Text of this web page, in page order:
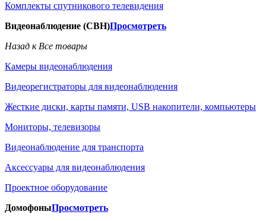
Комплекты спутникового телевидения
Видеонаблюдение (СВН)Просмотреть
Назад к Все товары
Камеры видеонаблюдения
Видеорегистраторы для видеонаблюдения
Жесткие диски, карты памяти, USB накопители, компьютеры
Мониторы, телевизоры
Видеонаблюдение для транспорта
Аксессуары для видеонаблюдения
Проектное оборудование
ДомофоныПросмотреть